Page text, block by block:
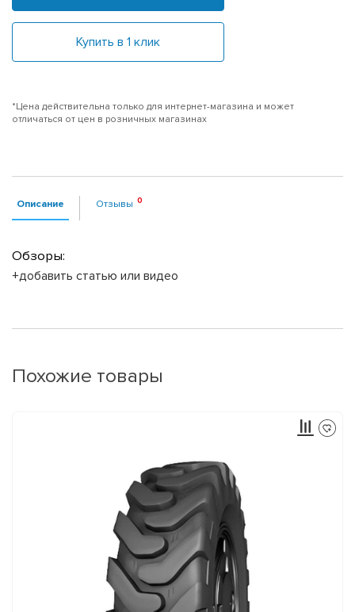
Купить в 1 клик
*Цена действительна только для интернет-магазина и может
отличаться от цен в розничных магазинах
Описание Отзывы
Обзоры:
+добавить статью или видео
Похожие товары